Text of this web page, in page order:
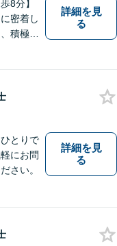
8分】
密着し
積極的
根ざし
ルでお
ご相談
詳細を見
る
とりで
にお問
さい。
詳細を見
る